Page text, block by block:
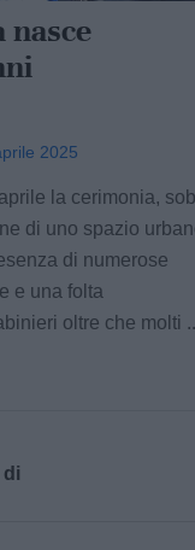
nasce
2025
la cerimonia,
di uno spazio
di numerose
e una folta
oltre che molti
di